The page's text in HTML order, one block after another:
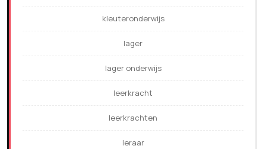
kleuteronderwijs
lager
lager onderwijs
leerkracht
leerkrachten
leraar